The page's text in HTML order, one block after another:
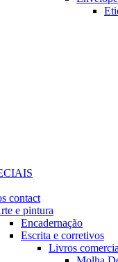
contact
e pintura
Encadernação
Escrita e corretivos
Livros